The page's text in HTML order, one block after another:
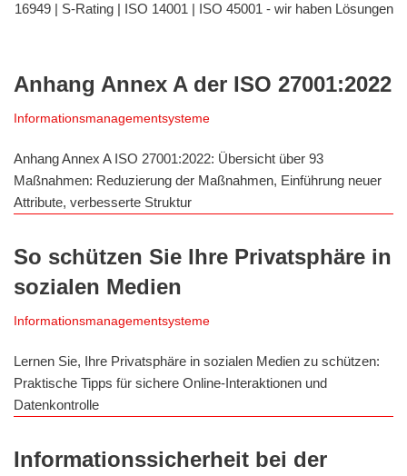
16949 | S-Rating | ISO 14001 | ISO 45001 - wir haben Lösungen
Anhang Annex A der ISO 27001:2022
Informationsmanagementsysteme
Anhang Annex A ISO 27001:2022: Übersicht über 93
Maßnahmen: Reduzierung der Maßnahmen, Einführung neuer
Attribute, verbesserte Struktur
So schützen Sie Ihre Privatsphäre in
sozialen Medien
Informationsmanagementsysteme
Lernen Sie, Ihre Privatsphäre in sozialen Medien zu schützen:
Praktische Tipps für sichere Online-Interaktionen und
Datenkontrolle
Informationssicherheit bei der